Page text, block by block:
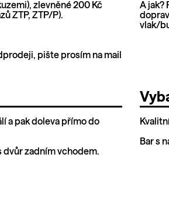
zlevněné 200 Kč
ZTP, ZTP/P).
pište prosím na mail
A jak?
vlak/
a pak doleva přímo do
dvůr zadním vchodem.
Bar s